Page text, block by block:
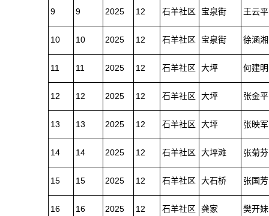
9 9 2025 12 石羊社区 宝泉街 王云平
10 10 2025 12 石羊社区 宝泉街 徐涵湘
11 11 2025 12 石羊社区 大坪 何建明
12 12 2025 12 石羊社区 大坪 张金平
13 13 2025 12 石羊社区 大坪 张映军
14 14 2025 12 石羊社区 大坪滩 张菊芬
15 15 2025 12 石羊社区 大石桥 张国芳
16 16 2025 12 石羊社区 龚家 樊开妹